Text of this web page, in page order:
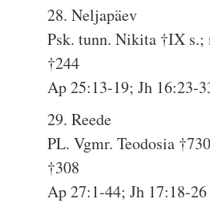
28. Neljapäev
Psk. tunn. Nikita †IX
†244
Ap 25:13-19; Jh 16:23-
29. Reede
PL. Vgmr. Teodosia
†308
Ap 27:1-44; Jh 17:18-26